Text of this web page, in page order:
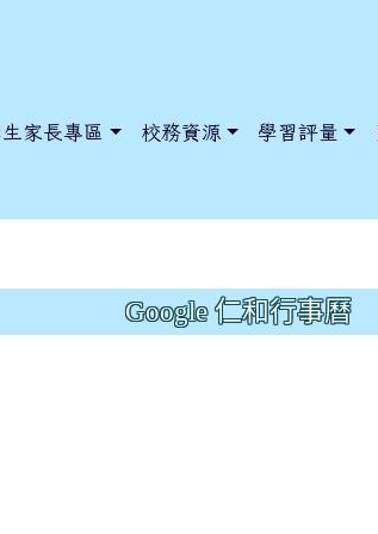
家長專區 校務資源 學習評量
Google 仁和行事曆
Page/Public/ChooseSys?s=05
Page/Public/ChooseSys?s=05